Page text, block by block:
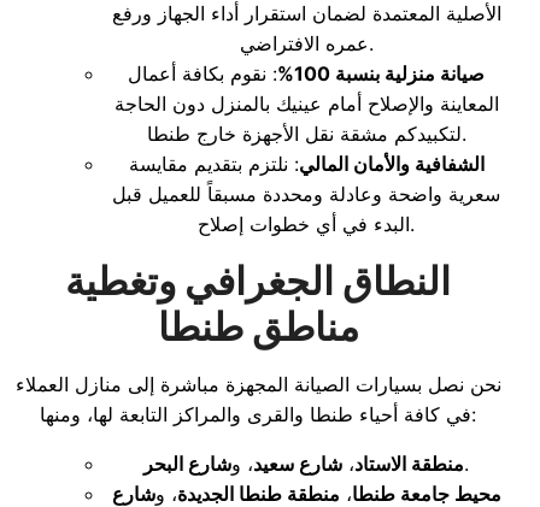
الأصلية المعتمدة لضمان استقرار أداء الجهاز ورفع
عمره الافتراضي.
صيانة منزلية بنسبة 100%
: نقوم بكافة أعمال
المعاينة والإصلاح أمام عينيك بالمنزل دون الحاجة
لتكبيدكم مشقة نقل الأجهزة خارج طنطا.
الشفافية والأمان المالي: نلتزم بتقديم مقايسة
سعرية واضحة وعادلة ومحددة مسبقاً للعميل قبل
البدء في أي خطوات إصلاح.
النطاق الجغرافي وتغطية
مناطق طنطا
نحن نصل بسيارات الصيانة المجهزة مباشرة إلى منازل العملاء
في كافة أحياء طنطا والقرى والمراكز التابعة لها، ومنها:
منطقة الاستاد، شارع سعيد، وشارع البحر
.
محيط جامعة طنطا، منطقة طنطا الجديدة، وشارع